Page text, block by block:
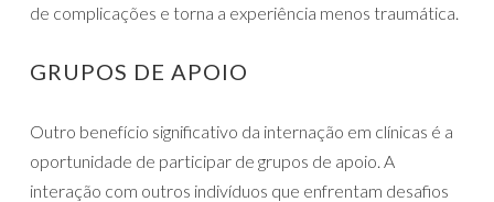
de complicações e torna a experiência menos traumática.
GRUPOS DE APOIO
Outro benefício significativo da internação em clínicas é a
oportunidade de participar de grupos de apoio. A
interação com outros indivíduos que enfrentam desafios